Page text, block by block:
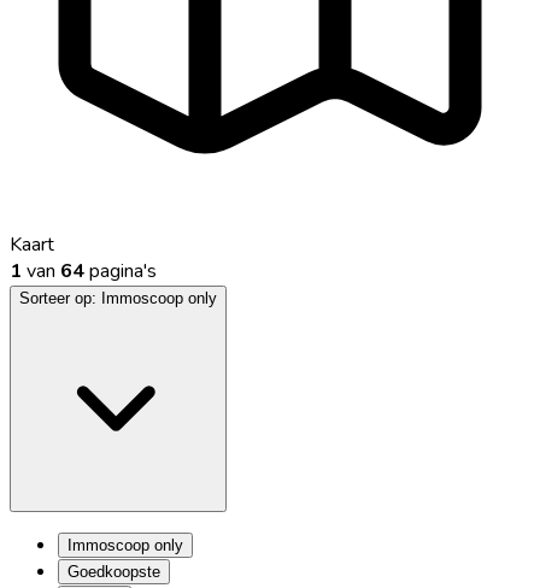
Kaart
1 van 64pagina's
Sorteer op: Immoscoop only
Immoscoop only
Goedkoopste